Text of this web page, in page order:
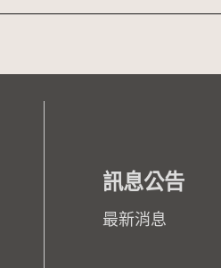
訊息公告
最新消息